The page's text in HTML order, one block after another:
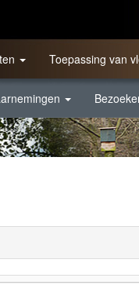
Toepassing van